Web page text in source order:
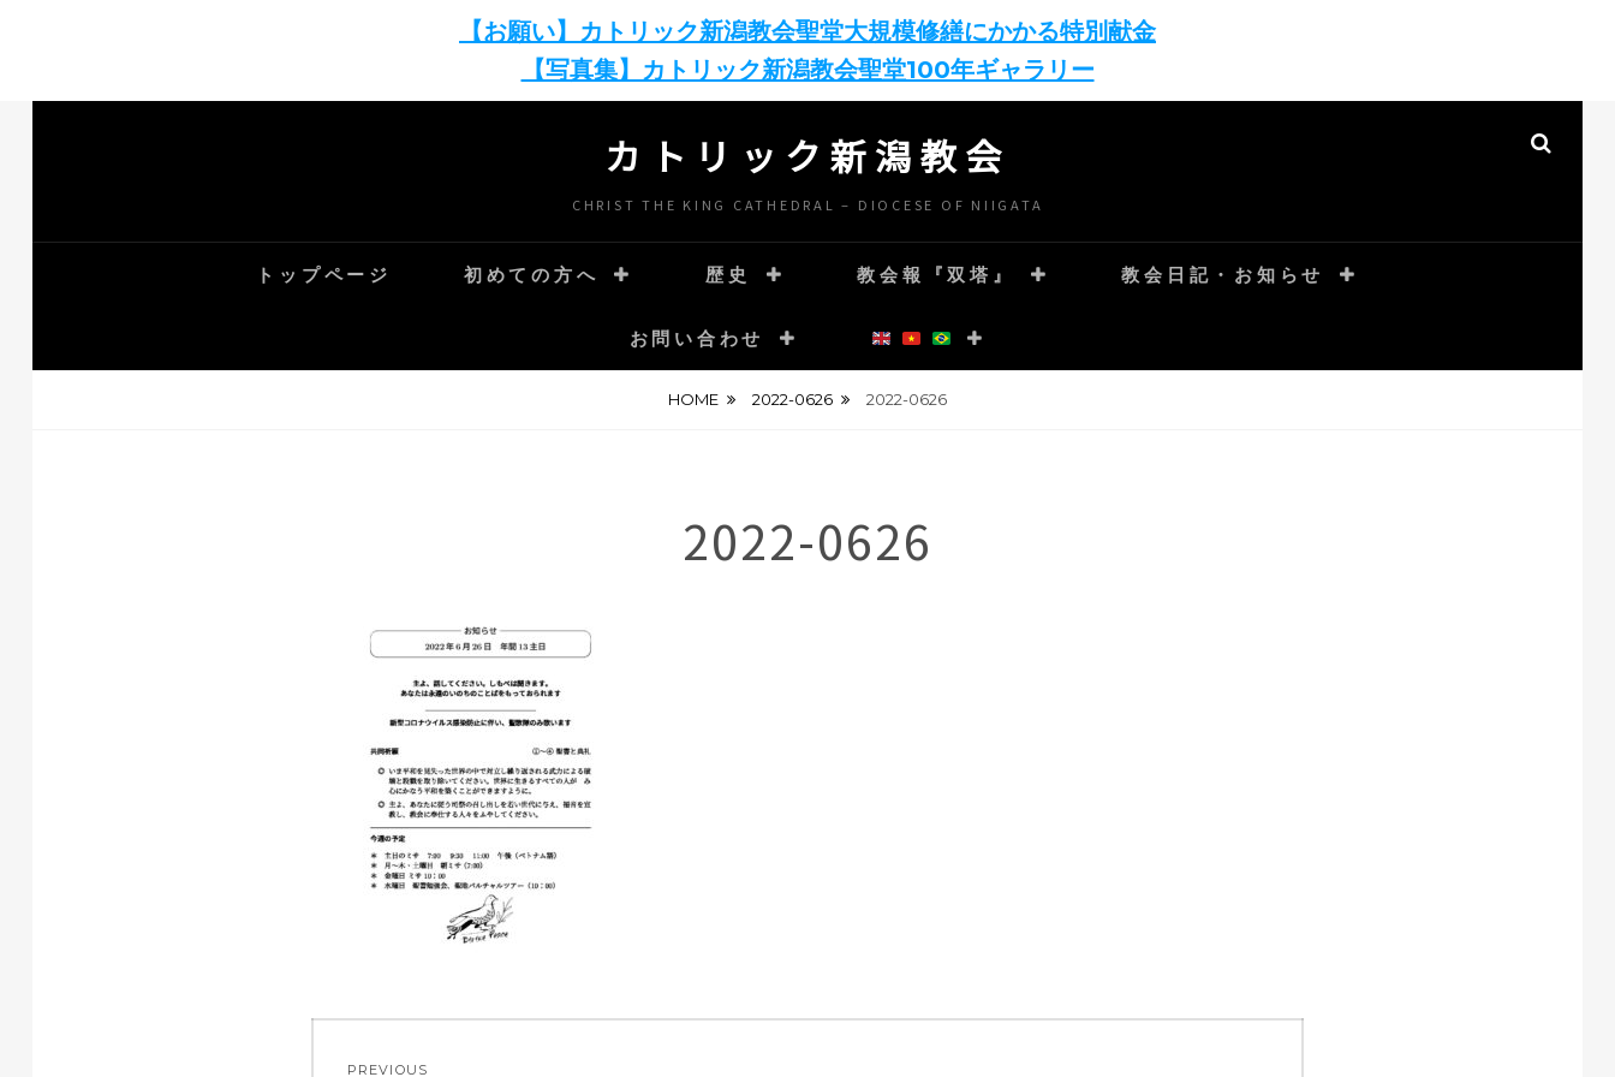
【お願い】カトリック新潟教会聖堂大規模修繕にかかる特別献金
【写真集】カトリック新潟教会聖堂100年ギャラリー
カトリック新潟教会
CHRIST THE KING CATHEDRAL – DIOCESE OF NIIGATA
トップページ 初めての方へ 歴史 教会報『双塔』 教会日記・お知らせ
お問い合わせ
HOME 2022-0626 2022-0626
2022-0626
PREVIOUS